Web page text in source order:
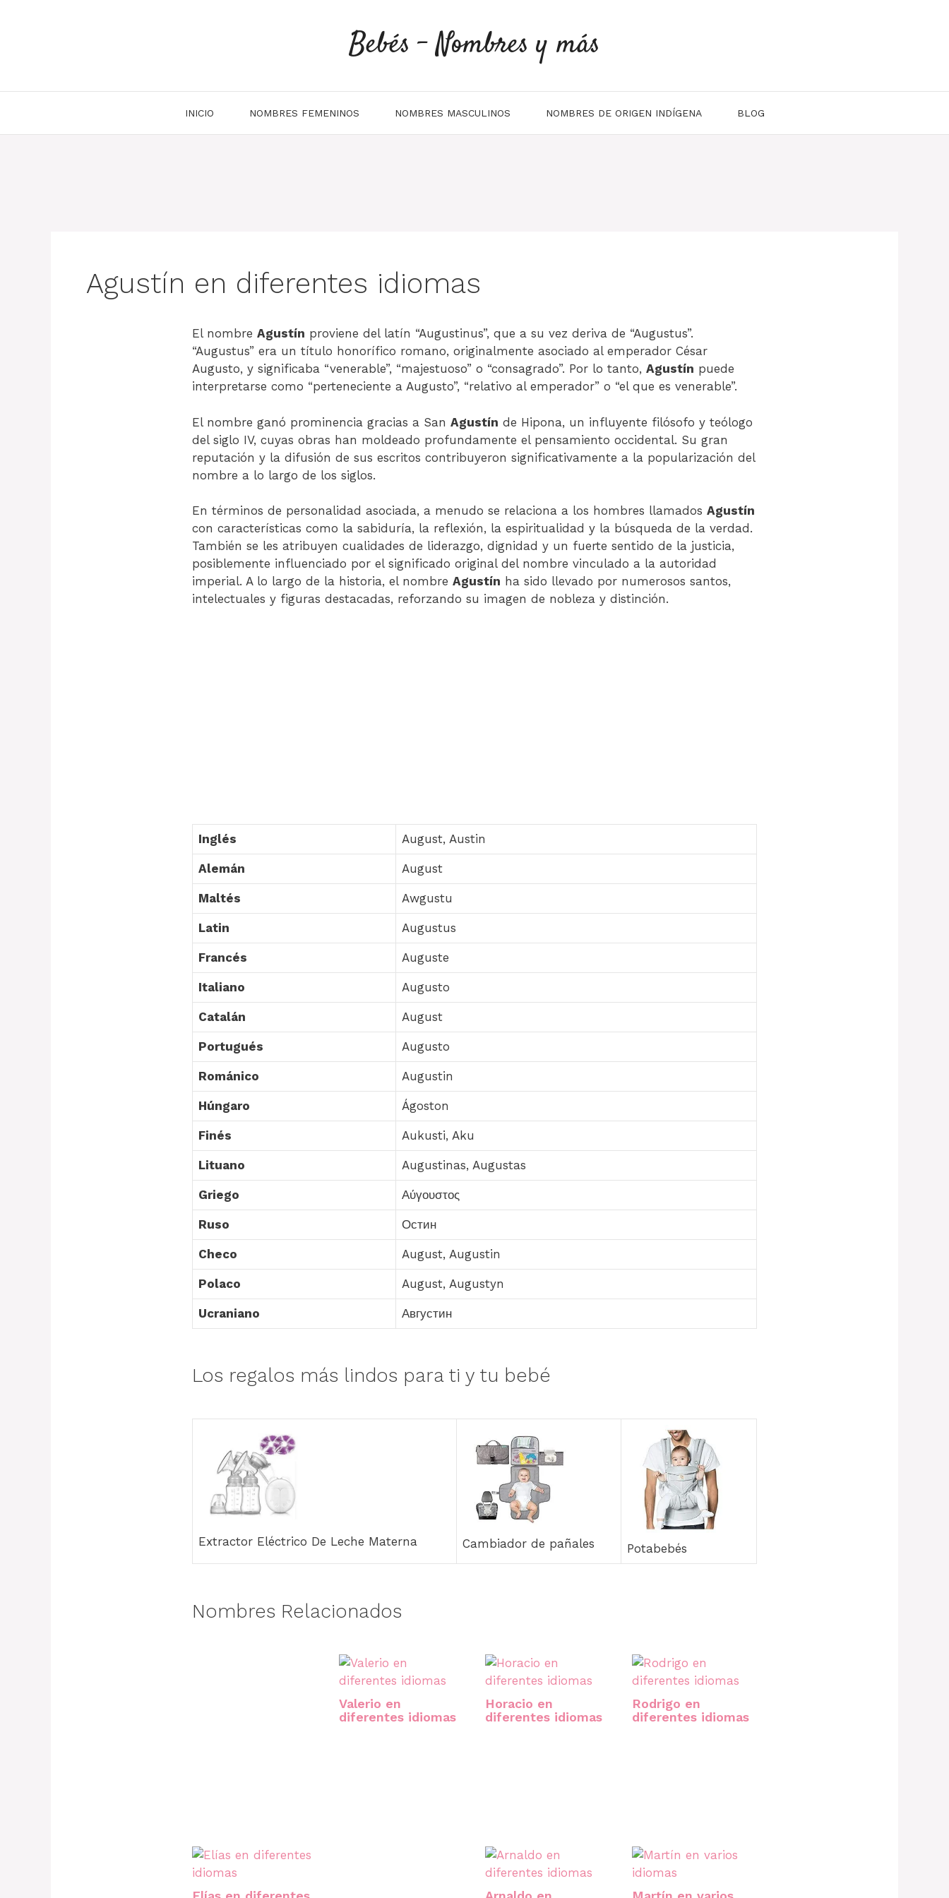
Bebés - Nombres y más
INICIO NOMBRES FEMENINOS NOMBRES MASCULINOS NOMBRES DE ORIGEN INDÍGENA BLOG
Agustín en diferentes idiomas
El nombre Agustín proviene del latín “Augustinus”, que a su vez deriva de “Augustus”.
“Augustus” era un título honorífico romano, originalmente asociado al emperador César
Augusto, y significaba “venerable”, “majestuoso” o “consagrado”. Por lo tanto, Agustín puede
interpretarse como “perteneciente a Augusto”, “relativo al emperador” o “el que es venerable”.
El nombre ganó prominencia gracias a San Agustín de Hipona, un influyente filósofo y teólogo
del siglo IV, cuyas obras han moldeado profundamente el pensamiento occidental. Su gran
reputación y la difusión de sus escritos contribuyeron significativamente a la popularización del
nombre a lo largo de los siglos.
En términos de personalidad asociada, a menudo se relaciona a los hombres llamados Agustín
con características como la sabiduría, la reflexión, la espiritualidad y la búsqueda de la verdad.
También se les atribuyen cualidades de liderazgo, dignidad y un fuerte sentido de la justicia,
posiblemente influenciado por el significado original del nombre vinculado a la autoridad
imperial. A lo largo de la historia, el nombre Agustín ha sido llevado por numerosos santos,
intelectuales y figuras destacadas, reforzando su imagen de nobleza y distinción.
Inglés August, Austin
Alemán August
Maltés Awgustu
Latin Augustus
Francés Auguste
Italiano Augusto
Catalán August
Portugués Augusto
Románico Augustin
Húngaro Ágoston
Finés Aukusti, Aku
Lituano Augustinas, Augustas
Griego Αύγουστος
Ruso Остин
Checo August, Augustin
Polaco August, Augustyn
Ucraniano Августин
Los regalos más lindos para ti y tu bebé
Extractor Eléctrico De Leche Materna Cambiador de pañales Potabebés
Nombres Relacionados
Valerio en
diferentes idiomas
Horacio en
diferentes idiomas
Rodrigo en
diferentes idiomas